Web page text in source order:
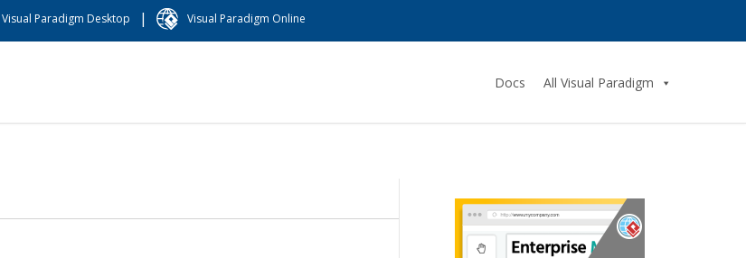
Visual Paradigm Desktop | Visual Paradigm Online
Docs All Visual Paradigm